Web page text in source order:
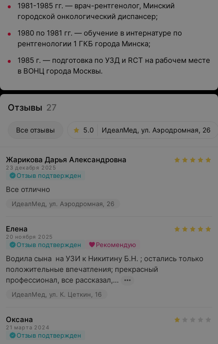
1981-1985 гг. — врач-рентгенолог, Минский
городской онкологический диспансер;
1980 по 1981 гг. — обучение в интернатуре по
рентгенологии 1 ГКБ города Минска;
1985 г. — подготовка по УЗД и RСТ на рабочем месте
в ВОНЦ города Москвы.
Отзывы 27
Все отзывы 5.0 ИдеалМед, ул. Аэродромная, 26
Жарикова Дарья Александровна
23 декабря 2025
Отзыв подтвержден
Все отлично
ИдеалМед, ул. Аэродромная, 26
Елена
20 ноября 2025
Отзыв подтвержден Рекомендую
Водила сына  на УЗИ к Никитину Б.Н. ; остались только
положительные впечатления; прекрасный
профессионал, все рассказал,...
ИдеалМед, ул. К. Цеткин, 16
Оксана
21 марта 2024
Отзыв подтвержден